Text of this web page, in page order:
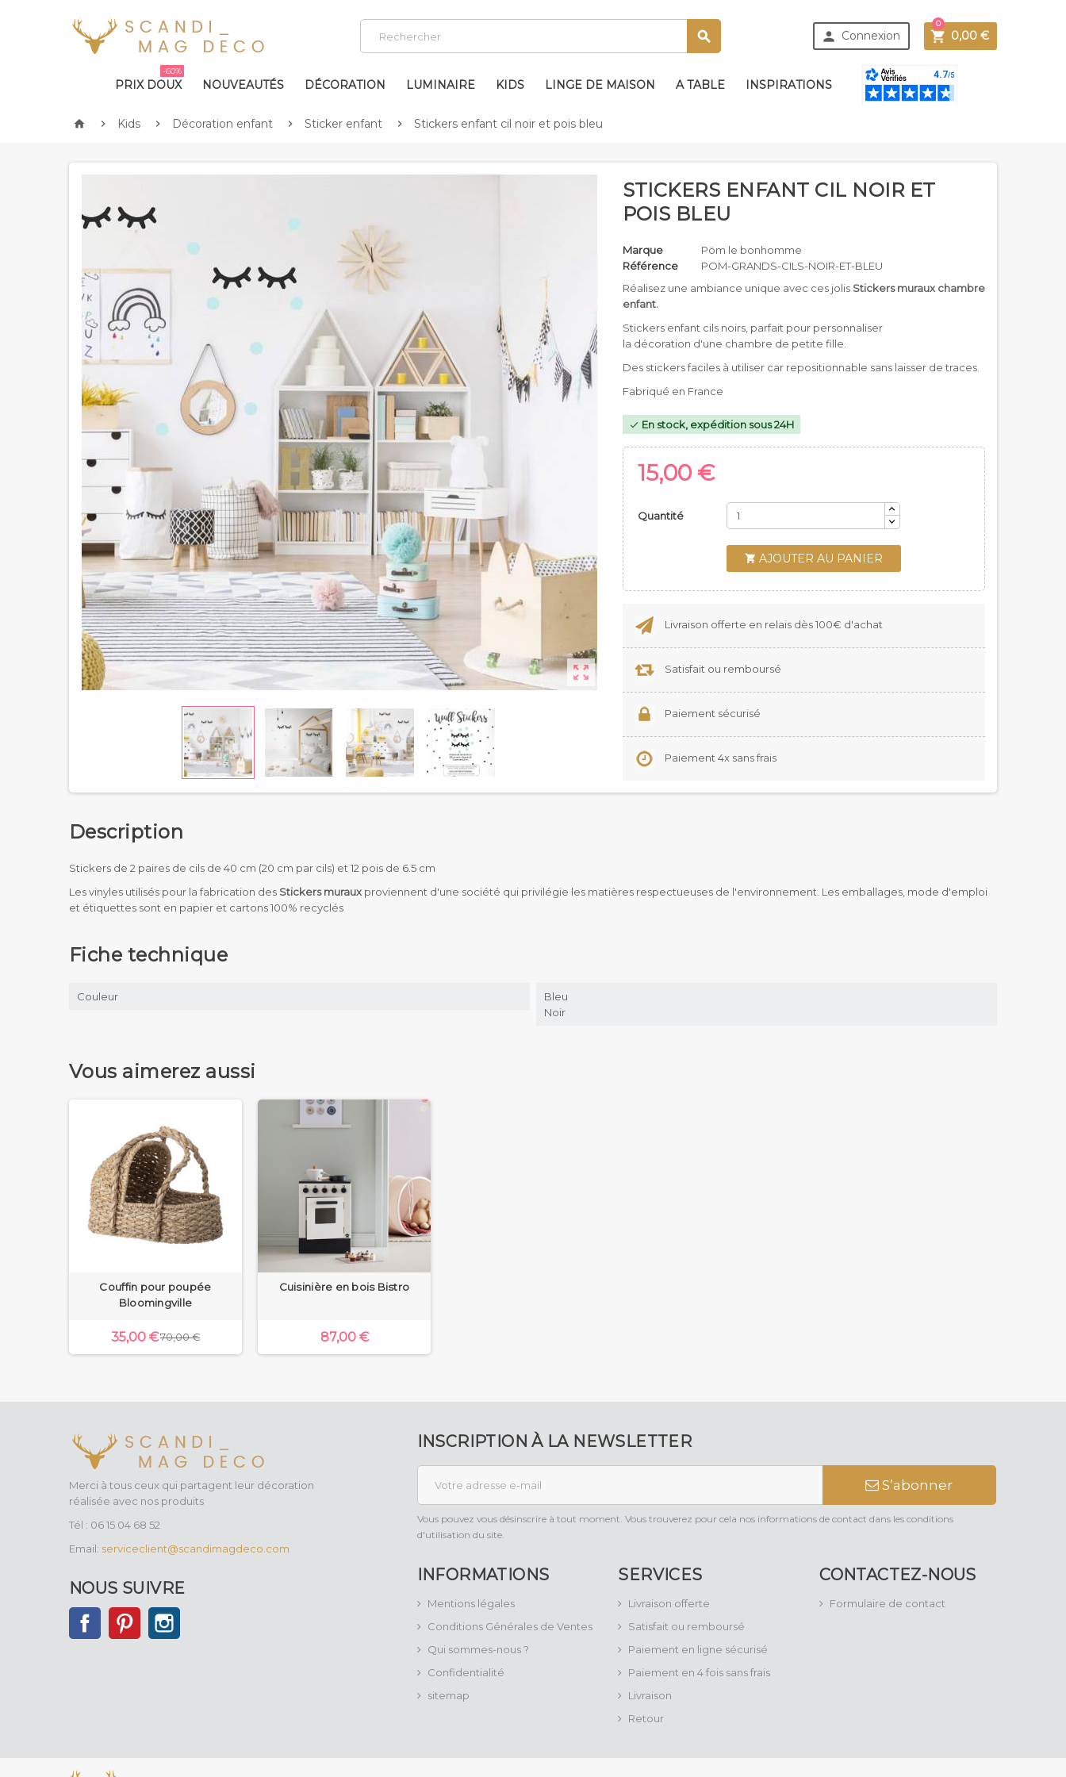
  Connexion  0,00 €
0
PRIX DOUX
-60%
NOUVEAUTÉS DÉCORATION LUMINAIRE KIDS LINGE DE MAISON A TABLE INSPIRATIONS
  Kids  Décoration enfant  Sticker enfant  Stickers enfant cil noir et pois bleu

STICKERS ENFANT CIL NOIR ET
POIS BLEU
Marque
Pöm le bonhomme
Référence
POM-GRANDS-CILS-NOIR-ET-BLEU
Réalisez une ambiance unique avec ces jolis Stickers muraux chambre
enfant.
Stickers enfant cils noirs, parfait pour personnaliser
la décoration d'une chambre de petite fille.
Des stickers faciles à utiliser car repositionnable sans laisser de traces.
Fabriqué en France
 En stock, expédition sous 24H
15,00 €
Quantité
 AJOUTER AU PANIER
Livraison offerte en relais dès 100€ d'achat
Satisfait ou remboursé
Paiement sécurisé
Paiement 4x sans frais
Description
Stickers de 2 paires de cils de 40 cm (20 cm par cils) et 12 pois de 6.5 cm
Les vinyles utilisés pour la fabrication des Stickers muraux proviennent d'une société qui privilégie les matières respectueuses de l'environnement. Les emballages, mode d'emploi
et étiquettes sont en papier et cartons 100% recyclés
Fiche technique
Couleur
Bleu
Noir
Vous aimerez aussi
Couffin pour poupée
Bloomingville
35,00 €70,00 €
Cuisinière en bois Bistro
87,00 €
Merci à tous ceux qui partagent leur décoration
réalisée avec nos produits
Tél : 06 15 04 68 52
Email: serviceclient@scandimagdeco.com
NOUS SUIVRE
FacebookPinterest
INSCRIPTION À LA NEWSLETTER
S’abonner
Vous pouvez vous désinscrire à tout moment. Vous trouverez pour cela nos informations de contact dans les conditions
d'utilisation du site.
INFORMATIONS
Mentions légales
Conditions Générales de Ventes
Qui sommes-nous ?
Confidentialité
sitemap
SERVICES
Livraison offerte
Satisfait ou remboursé
Paiement en ligne sécurisé
Paiement en 4 fois sans frais
Livraison
Retour
CONTACTEZ-NOUS
Formulaire de contact